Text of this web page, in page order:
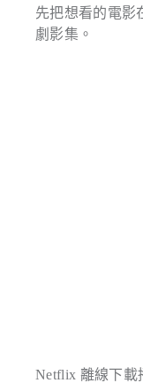
先把想看的電影
劇影集。
Netflix 離線下載